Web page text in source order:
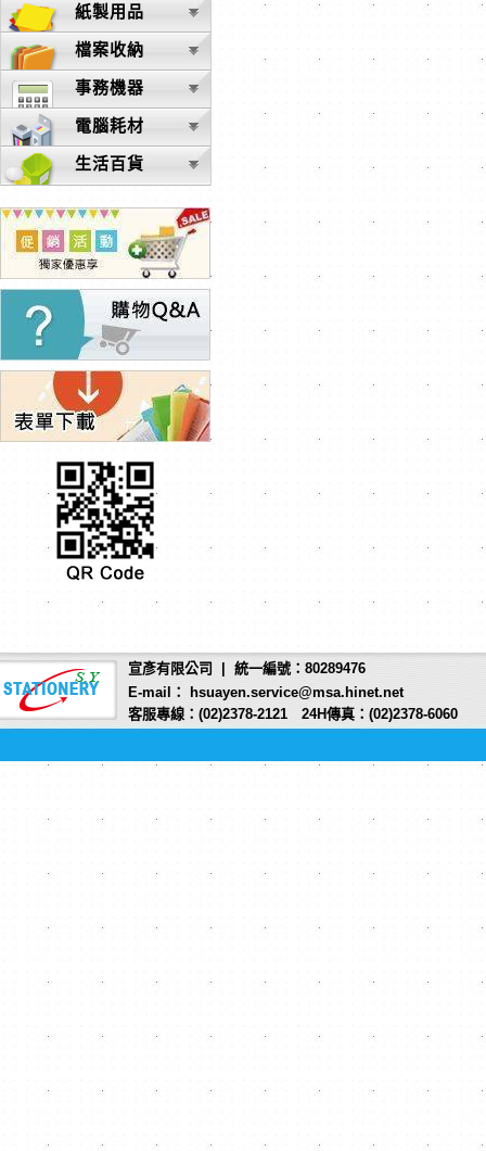
紙製用品
檔案收納
事務機器
電腦耗材
生活百貨
宣彥有限公司 | 統一編號：80289476
E-mail： hsuayen.service@msa.hinet.net
客服專線：(02)2378-2121 24H傳真：(02)2378-6060